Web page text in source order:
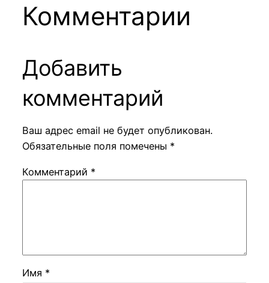
Комментарии
Добавить
комментарий
Ваш адрес email не будет опубликован.
Обязательные поля помечены *
Комментарий *
Имя *